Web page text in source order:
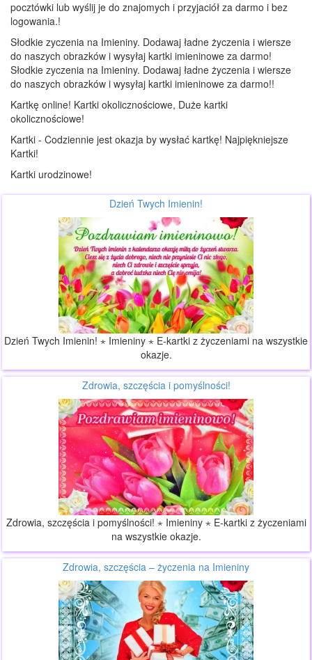
pocztówki lub wyślij je do znajomych i przyjaciół za darmo i bez
logowania.!
Słodkie zyczenia na Imieniny. Dodawaj ładne życzenia i wiersze
do naszych obrazków i wysyłaj kartki imieninowe za darmo!
Słodkie zyczenia na Imieniny. Dodawaj ładne życzenia i wiersze
do naszych obrazków i wysyłaj kartki imieninowe za darmo!!
Kartkę online! Kartki okolicznościowe, Duże kartki
okolicznościowe!
Kartki - Codziennie jest okazja by wysłać kartkę! Najpiękniejsze
Kartki!
Kartki urodzinowe!
Dzień Twych Imienin!
Dzień Twych Imienin! ⋆ Imieniny ⋆ E-kartki z życzeniami na wszystkie
okazje.
Zdrowia, szczęścia i pomyślności!
Zdrowia, szczęścia i pomyślności! ⋆ Imieniny ⋆ E-kartki z życzeniami
na wszystkie okazje.
Zdrowia, szczęścia – życzenia na Imieniny